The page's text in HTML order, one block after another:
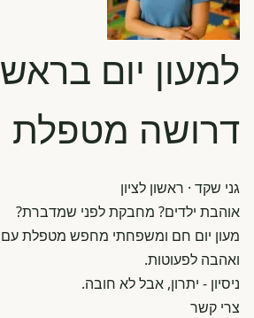
למעון יום
דרושה מטפלת
גני שקד · ראשון לציון
אוהבת ילדים? מחבקת לפני שמדברת?
מעון יום חם ומשפחתי מחפש מטפלת עם
ואהבה לפעוטות.
ניסיון - יתרון, אבל לא חובה.
צרי קשר